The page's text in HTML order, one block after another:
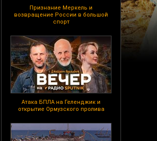
Признание Меркель и
возвращение России в большой
спорт
Атака БПЛА на Геленджик и
открытие Ормузского пролива